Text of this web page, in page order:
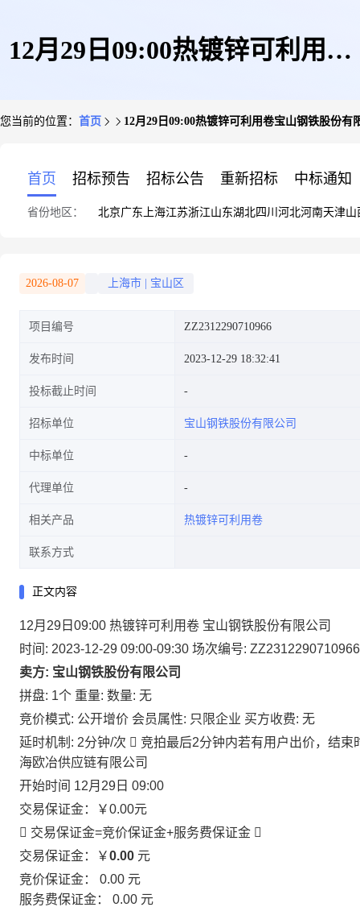
12月29日09:00热镀锌可利用卷
您当前的位置： 首页 12月29日09:00热镀锌可利用卷宝山钢铁股份有
首页 招标预告 招标公告 重新招标 中标通知
省份地区： 北京广东 上海江苏浙江山东湖北四川 河北河南天津山
2026-08-07 上海市 宝山区
项目编号 ZZ2312290710966
发布时间 2023-12-29 18:32:41
投标截止时间
招标单位 宝山钢铁股份有限公司
中标单位
代理单位
相关产品 热镀锌可利用卷
联系方式
正文内容
12月29日09:00 热镀锌可利用卷 宝山钢铁股份有限公司
时间: 2023-12-29 09:00-09:30 场次编号: ZZ2312290710966
卖方: 宝山钢铁股份有限公司
拼盘: 1个 重量: 数量: 无
竞价模式: 公开增价 会员属性: 只限企业 买方收费: 无
延时机制: 2分钟/次  竞拍最后2分钟内若有用户出价，结
海欧冶供应链有限公司
开始时间 12月29日 09:00
交易保证金：
￥0.00元
 交易保证金=竞价保证金+服务费保证金 
交易保证金：￥0.00 元
竞价保证金： 0.00 元
服务费保证金： 0.00 元